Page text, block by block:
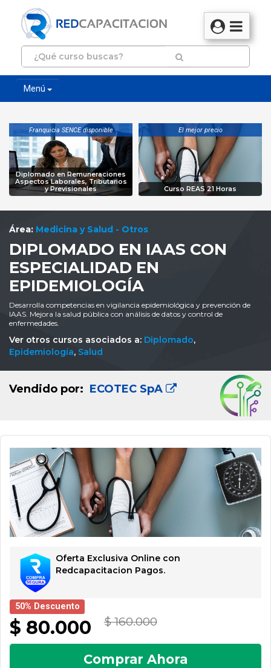
Menú
Franquicia SENCE disponible
Diplomado en Remuneraciones
Aspectos Laborales, Tributarios
y Previsionales
El mejor precio
Curso REAS 21 Horas
Área: Medicina y Salud - Otros
DIPLOMADO EN IAAS CON
ESPECIALIDAD EN
EPIDEMIOLOGÍA
Desarrolla competencias en vigilancia epidemiológica y prevención de
IAAS. Mejora la salud pública con análisis de datos y control de
enfermedades.
Ver otros cursos asociados a: Diplomado,
Epidemiología, Salud
Vendido por: ECOTEC SpA
Oferta Exclusiva Online con
Redcapacitacion Pagos.
50% Descuento
$ 80.000 $ 160.000
Comprar Ahora